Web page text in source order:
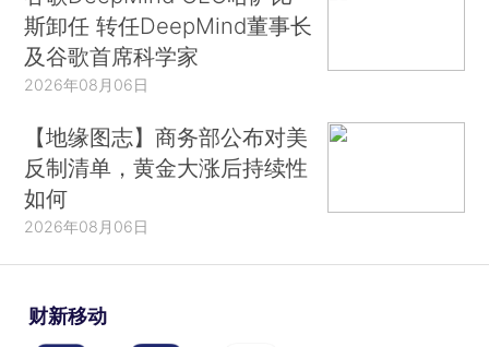
斯卸任 转任DeepMind董事长
及谷歌首席科学家
2026年08月06日
【地缘图志】商务部公布对美
反制清单，黄金大涨后持续性
如何
2026年08月06日
财新移动